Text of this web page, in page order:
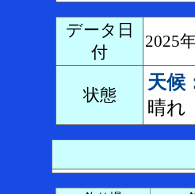
データ日
付
2025
状態
天候
晴れ